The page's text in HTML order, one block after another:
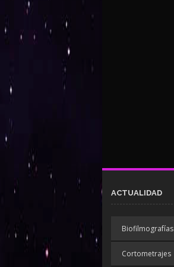
ACTUALIDAD
Biofilmografías
Cortometrajes